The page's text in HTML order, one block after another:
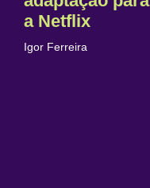
a Netflix
Igor Ferreira